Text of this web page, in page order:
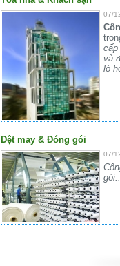
07/
cấp
và
lò
Dệt may & Đóng gói
07/